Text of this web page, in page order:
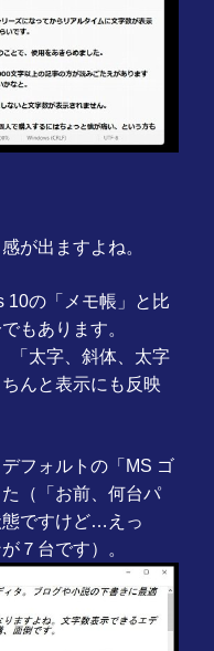
が出ますよね。
10の「メモ帳」と比
もあります。
「太字、斜体、太字
んと表示にも反映
フォルトの「MS ゴ
（「お前、何台パ
態ですけど…えっ
７台です）。